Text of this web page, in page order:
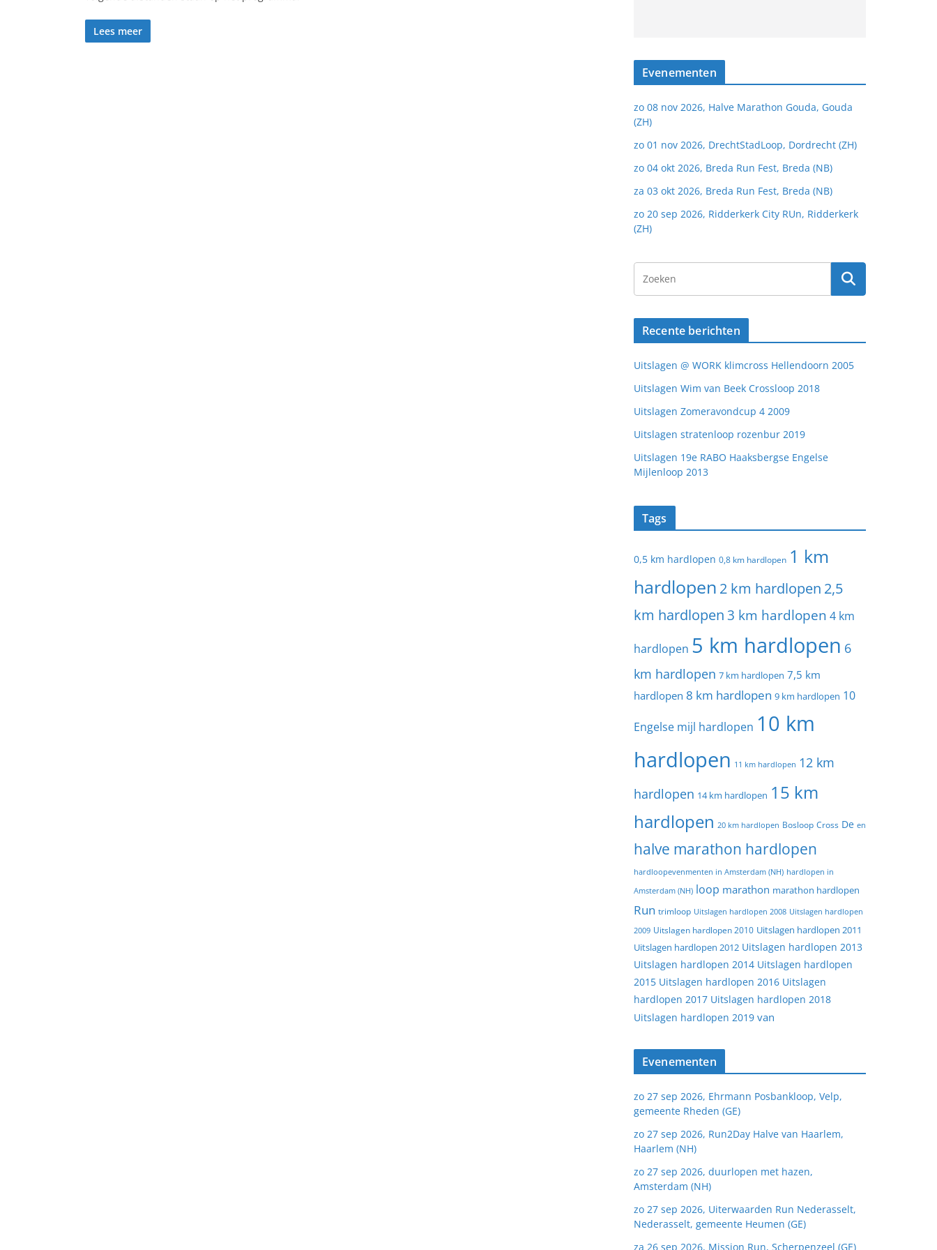
Lees meer
Evenementen
zo 08 nov 2026, Halve Marathon Gouda, Gouda
(ZH)
zo 01 nov 2026, DrechtStadLoop, Dordrecht (ZH)
zo 04 okt 2026, Breda Run Fest, Breda (NB)
za 03 okt 2026, Breda Run Fest, Breda (NB)
zo 20 sep 2026, Ridderkerk City RUn, Ridderkerk
(ZH)
Recente berichten
Uitslagen @ WORK klimcross Hellendoorn 2005
Uitslagen Wim van Beek Crossloop 2018
Uitslagen Zomeravondcup 4 2009
Uitslagen stratenloop rozenbur 2019
Uitslagen 19e RABO Haaksbergse Engelse
Mijlenloop 2013
Tags
0,5 km hardlopen 0,8 km hardlopen 1 km
hardlopen 2 km hardlopen 2,5
km hardlopen 3 km hardlopen 4 km
hardlopen 5 km hardlopen 6
km hardlopen 7 km hardlopen 7,5 km
hardlopen 8 km hardlopen 9 km hardlopen 10
Engelse mijl hardlopen 10 km
hardlopen 11 km hardlopen 12 km
hardlopen 14 km hardlopen 15 km
hardlopen 20 km hardlopen Bosloop Cross De en
halve marathon hardlopen
hardloopevenmenten in Amsterdam (NH) hardlopen in
Amsterdam (NH) loop marathon marathon hardlopen
Run trimloop Uitslagen hardlopen 2008 Uitslagen hardlopen
2009 Uitslagen hardlopen 2010 Uitslagen hardlopen 2011
Uitslagen hardlopen 2012 Uitslagen hardlopen 2013
Uitslagen hardlopen 2014 Uitslagen hardlopen
2015 Uitslagen hardlopen 2016 Uitslagen
hardlopen 2017 Uitslagen hardlopen 2018
Uitslagen hardlopen 2019 van
Evenementen
zo 27 sep 2026, Ehrmann Posbankloop, Velp,
gemeente Rheden (GE)
zo 27 sep 2026, Run2Day Halve van Haarlem,
Haarlem (NH)
zo 27 sep 2026, duurlopen met hazen,
Amsterdam (NH)
zo 27 sep 2026, Uiterwaarden Run Nederasselt,
Nederasselt, gemeente Heumen (GE)
za 26 sep 2026, Mission Run, Scherpenzeel (GE)